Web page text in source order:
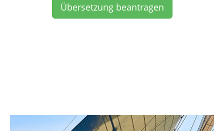
Übersetzung beantragen